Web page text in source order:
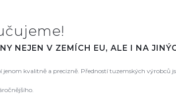
NEJEN V ZEMÍCH EU, ALE I NA
jenom kvalitně a precizně. Předností tuzemských